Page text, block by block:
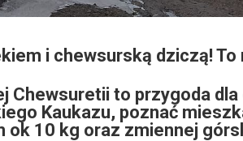
i chewsurską dziczą!
Chewsuretii to przygoda
Kaukazu, poznać
10 kg oraz zmiennej